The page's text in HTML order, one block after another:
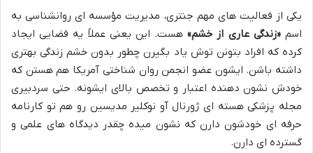
یکی از فعالیت های مهم جنتری، مدیریت مؤسسه ای روانشناسی به
اسم«زندگی عاری از خشم»هست. این یعنی عملاً یه فضایی ایجاد
کرده که افراد بتونن توش یاد بگیرن چطور بدون خشم زندگی بهتری
داشته باشن. ایشون عضو انجمن روان شناختی آمریکا هم هستن که
خودش نشون دهنده اعتبار و تخصص بالای ایشونه. حتی سردبیری
مجله پزشکی هسته ای ژورنال آو نوکلیر مدیسین رو هم تو کارنامه
حرفه ای خودشون دارن که نشون میده چقدر دیدگاه های علمی و
گسترده ای دارن.